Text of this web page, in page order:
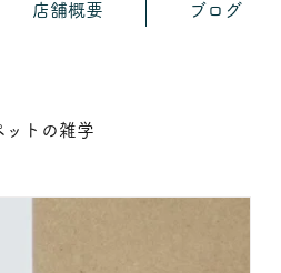
店舗概要 ブログ
ットの雑学